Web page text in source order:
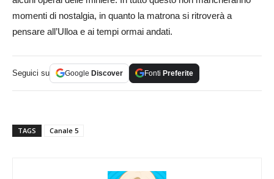
momenti di nostalgia, in quanto la matrona si ritroverà a
pensare all’Ulloa e ai tempi ormai andati.
Seguici su Google Discover Fonti Preferite
TAGS Canale 5